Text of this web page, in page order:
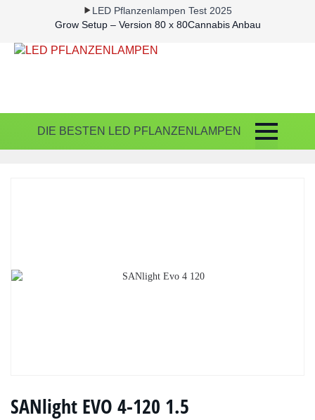
LED Pflanzenlampen Test 2025
Grow Setup – Version 80 x 80Cannabis Anbau
DIE BESTEN LED PFLANZENLAMPEN
SANlight EVO 4-120 1.5